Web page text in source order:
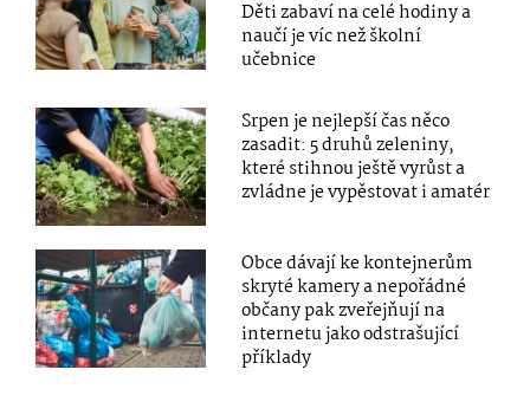
Děti zabaví na celé hodiny a
naučí je víc než školní
učebnice
Srpen je nejlepší čas něco
zasadit: 5 druhů zeleniny,
které stihnou ještě vyrůst a
zvládne je vypěstovat i amatér
Obce dávají ke kontejnerům
skryté kamery a nepořádné
občany pak zveřejňují na
internetu jako odstrašující
příklady